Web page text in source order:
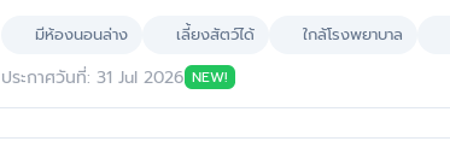
มีห้องนอนล่าง เลี้ยงสัตว์ได้ ใกล้โรงพยาบาล
ประกาศวันที่: 31 Jul 2026 NEW!